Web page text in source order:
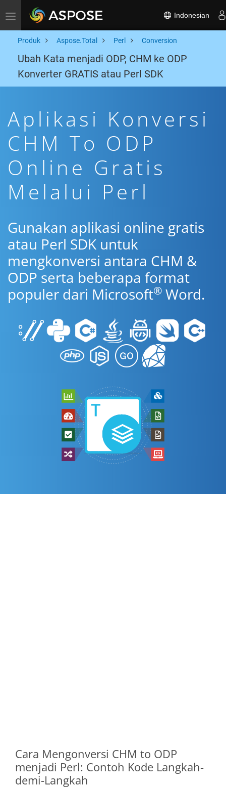
Toggle navigation Indonesian
Produk Aspose.Total Perl Conversion
Ubah Kata menjadi ODP, CHM ke ODP
Konverter GRATIS atau Perl SDK
Aplikasi Konversi
CHM To ODP
Online Gratis
Melalui Perl
Gunakan aplikasi online gratis
atau Perl SDK untuk
mengkonversi antara CHM &
ODP serta beberapa format
populer dari Microsoft® Word.
Cara Mengonversi CHM to ODP
menjadi Perl: Contoh Kode Langkah-
demi-Langkah